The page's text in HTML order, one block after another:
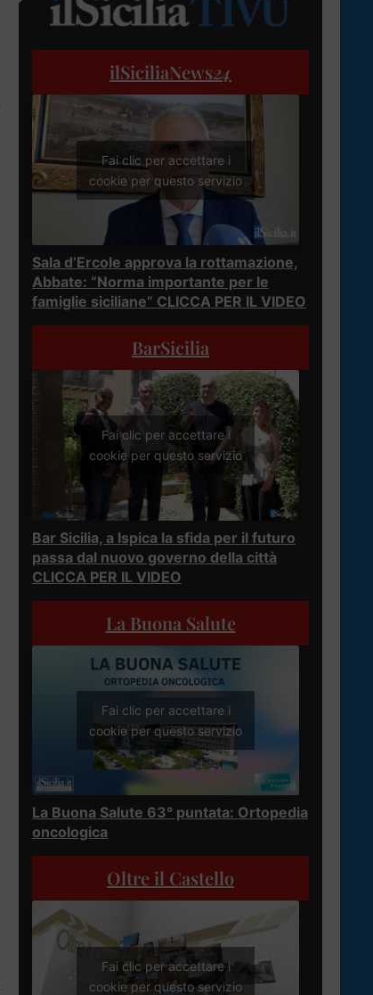
ilSiciliaNews24
Fai clic per accettare i
cookie per questo servizio
Sala d’Ercole approva la rottamazione,
Abbate: “Norma importante per le
famiglie siciliane” CLICCA PER IL VIDEO
BarSicilia
Fai clic per accettare i
cookie per questo servizio
Bar Sicilia, a Ispica la sfida per il futuro
passa dal nuovo governo della città
CLICCA PER IL VIDEO
La Buona Salute
Fai clic per accettare i
cookie per questo servizio
La Buona Salute 63° puntata: Ortopedia
oncologica
Oltre il Castello
Fai clic per accettare i
cookie per questo servizio